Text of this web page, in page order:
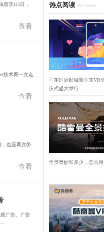
菲)15日，
查看
技术再一次走
查看
，也是再次带
查看
广告、广告
热点阅读 Hot reading
耳东国际影城暨耳东VR
仪式盛大举行
全景奥妙知多少，怎么